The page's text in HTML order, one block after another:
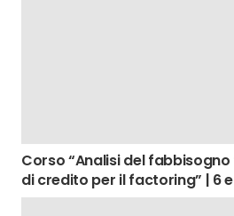
Corso “Analisi del
di credito per il factoring” | 6